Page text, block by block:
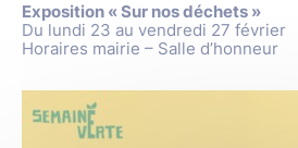
Exposition « Sur nos déchets »
Du lundi 23 au vendredi 27 février
Horaires mairie – Salle d’honneur